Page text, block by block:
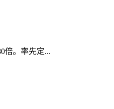
倍。率先定...